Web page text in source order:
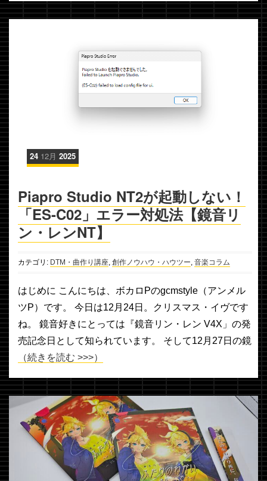
24 12月 2025
Piapro Studio NT2が起動しない！
「ES-C02」エラー対処法【鏡音リ
ン・レンNT】
カテゴリ: DTM・曲作り講座, 創作ノウハウ・ハウツー, 音楽コラム
はじめに こんにちは、ボカロPのgcmstyle（アンメル
ツP）です。 今日は12月24日。クリスマス・イヴです
ね。 鏡音好きにとっては『鏡音リン・レン V4X」の発
売記念日として知られています。 そして12月27日の鏡
（続きを読む >>>）